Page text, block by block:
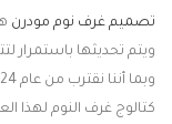
تصميم غرف نوم مودرن
ويتم تحديثها باستمرار
كتالوج غرف النوم لهذا